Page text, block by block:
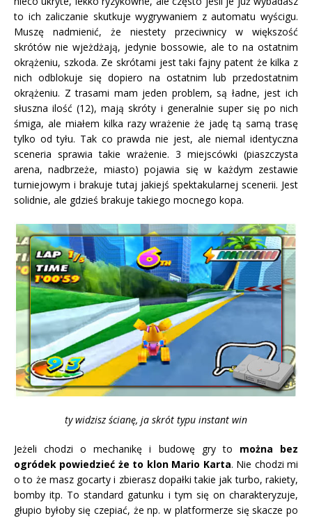
to ich zaliczanie skutkuje wygrywaniem z automatu wyścigu.
Muszę nadmienić, że niestety przeciwnicy w większość
skrótów nie wjeżdżają, jedynie bossowie, ale to na ostatnim
okrążeniu, szkoda. Ze skrótami jest taki fajny patent że kilka z
nich odblokuje się dopiero na ostatnim lub przedostatnim
okrążeniu. Z trasami mam jeden problem, są ładne, jest ich
słuszna ilość (12), mają skróty i generalnie super się po nich
śmiga, ale miałem kilka razy wrażenie że jadę tą samą trasę
tylko od tyłu. Tak co prawda nie jest, ale niemal identyczna
sceneria sprawia takie wrażenie. 3 miejscówki (piaszczysta
arena, nadbrzeże, miasto) pojawia się w każdym zestawie
turniejowym i brakuje tutaj jakiejś spektakularnej scenerii. Jest
solidnie, ale gdzieś brakuje takiego mocnego kopa.
ty widzisz ścianę, ja skrót typu instant win
Jeżeli chodzi o mechanikę i budowę gry to można bez
ogródek powiedzieć że to klon Mario Karta. Nie chodzi mi
o to że masz gocarty i zbierasz dopałki takie jak turbo, rakiety,
bomby itp. To standard gatunku i tym się on charakteryzuje,
głupio byłoby się czepiać, że np. w platformerze się skacze po